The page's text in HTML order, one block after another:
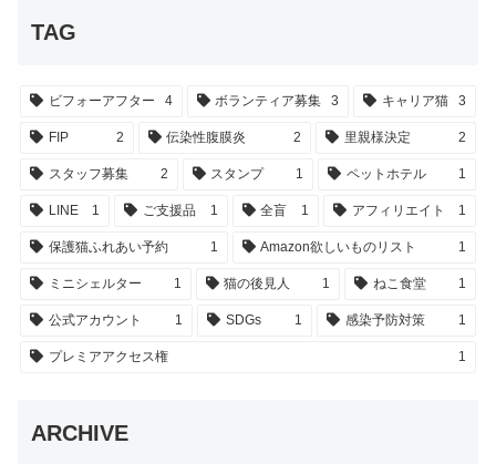
TAG
ビフォーアフター 4 ボランティア募集 3 キャリア猫 3
FIP 2 伝染性腹膜炎 2 里親様決定 2
スタッフ募集 2 スタンプ 1 ペットホテル 1
LINE 1 ご支援品 1 全盲 1 アフィリエイト 1
保護猫ふれあい予約 1 Amazon欲しいものリスト 1
ミニシェルター 1 猫の後見人 1 ねこ食堂 1
公式アカウント 1 SDGs 1 感染予防対策 1
プレミアアクセス権 1
ARCHIVE